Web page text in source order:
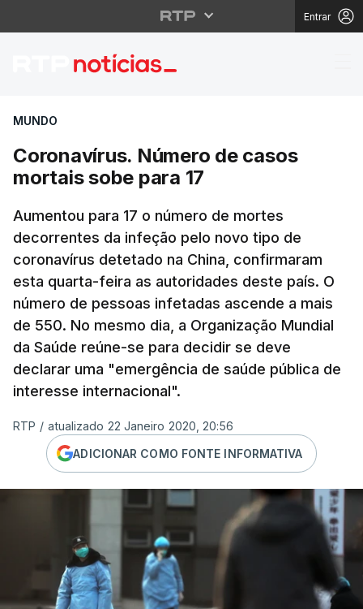
Entrar
Coronavírus. Número
MUNDO
Coronavírus. Número de casos
mortais sobe para 17
Aumentou para 17 o número de mortes
decorrentes da infeção pelo novo tipo de
coronavírus detetado na China, confirmaram
esta quarta-feira as autoridades deste país. O
número de pessoas infetadas ascende a mais
de 550. No mesmo dia, a Organização Mundial
da Saúde reúne-se para decidir se deve
declarar uma "emergência de saúde pública de
interesse internacional".
RTP / atualizado 22 Janeiro 2020, 20:56
ADICIONAR COMO FONTE INFORMATIVA